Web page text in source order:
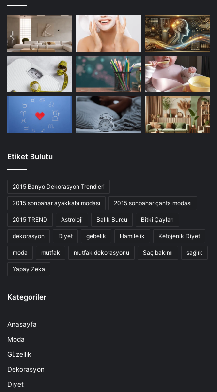
Etiket Bulutu
2015 Banyo Dekorasyon Trendleri
2015 sonbahar ayakkabı modası 2015 sonbahar çanta modası
2015 TREND Astroloji Balık Burcu Bitki Çayları
dekorasyon Diyet gebelik Hamilelik Ketojenik Diyet
moda mutfak mutfak dekorasyonu Saç bakımı sağlık
Yapay Zeka
Kategoriler
Anasayfa
Moda
Güzellik
Dekorasyon
Diyet